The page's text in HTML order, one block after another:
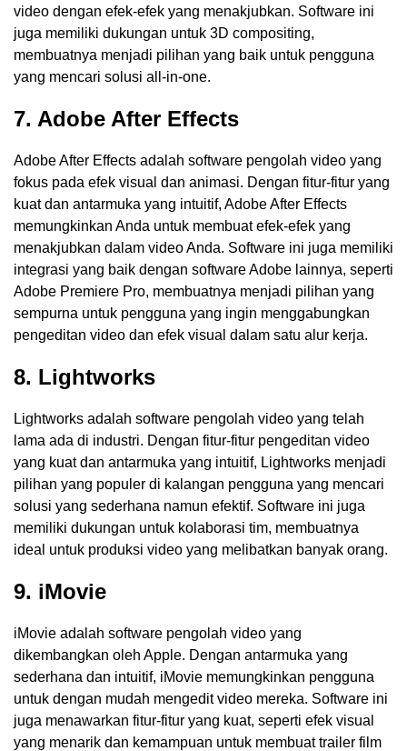
video dengan efek-efek yang menakjubkan. Software ini
juga memiliki dukungan untuk 3D compositing,
membuatnya menjadi pilihan yang baik untuk pengguna
yang mencari solusi all-in-one.
7. Adobe After Effects
Adobe After Effects adalah software pengolah video yang
fokus pada efek visual dan animasi. Dengan fitur-fitur yang
kuat dan antarmuka yang intuitif, Adobe After Effects
memungkinkan Anda untuk membuat efek-efek yang
menakjubkan dalam video Anda. Software ini juga memiliki
integrasi yang baik dengan software Adobe lainnya, seperti
Adobe Premiere Pro, membuatnya menjadi pilihan yang
sempurna untuk pengguna yang ingin menggabungkan
pengeditan video dan efek visual dalam satu alur kerja.
8. Lightworks
Lightworks adalah software pengolah video yang telah
lama ada di industri. Dengan fitur-fitur pengeditan video
yang kuat dan antarmuka yang intuitif, Lightworks menjadi
pilihan yang populer di kalangan pengguna yang mencari
solusi yang sederhana namun efektif. Software ini juga
memiliki dukungan untuk kolaborasi tim, membuatnya
ideal untuk produksi video yang melibatkan banyak orang.
9. iMovie
iMovie adalah software pengolah video yang
dikembangkan oleh Apple. Dengan antarmuka yang
sederhana dan intuitif, iMovie memungkinkan pengguna
untuk dengan mudah mengedit video mereka. Software ini
juga menawarkan fitur-fitur yang kuat, seperti efek visual
yang menarik dan kemampuan untuk membuat trailer film